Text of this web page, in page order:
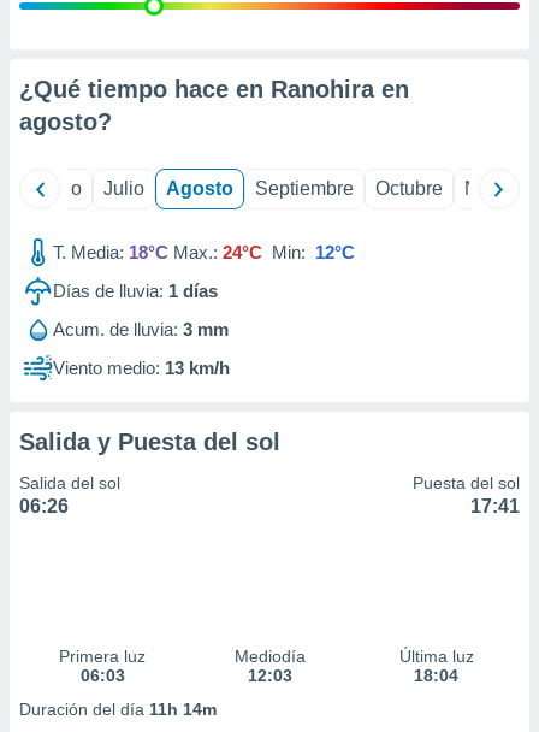
e
mediante
publicidad
de
1199
¿Qué tiempo hace en Ranohira en
agosto?
Junio Julio Agosto Septiembre Octubre
T. Media: 18°C Max.: 24°C Min: 12°C
Días de lluvia: 1 días
Acum. de lluvia: 3 mm
Viento medio: 13 km/h
Salida y Puesta del sol
Salida del sol
06:26
Puesta del sol
17:41
Primera luz
06:03
Mediodía
12:03
Última luz
18:04
Duración del día 11h 14m